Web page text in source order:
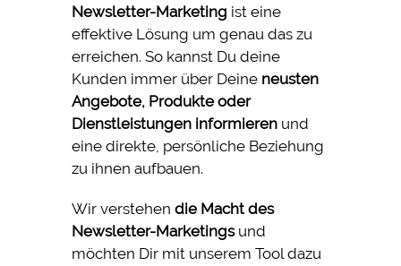
Newsletter-Marketing ist eine
effektive Lösung um genau das zu
erreichen. So kannst Du deine
Kunden immer über Deine neusten
Angebote, Produkte oder
Dienstleistungen informieren und
eine direkte, persönliche Beziehung
zu ihnen aufbauen.
Wir verstehendie Macht des
Newsletter-Marketingsund
möchten Dir mit unserem Tool dazu